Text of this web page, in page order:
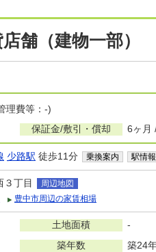
舗（建物一部）
費等：-)
保証金/敷引・償却 6ヶ月
少路駅 徒歩11分 乗換案内 駅情報
３丁目
周辺地図
豊中市周辺の家賃相場
土地面積
-
築年数 築24